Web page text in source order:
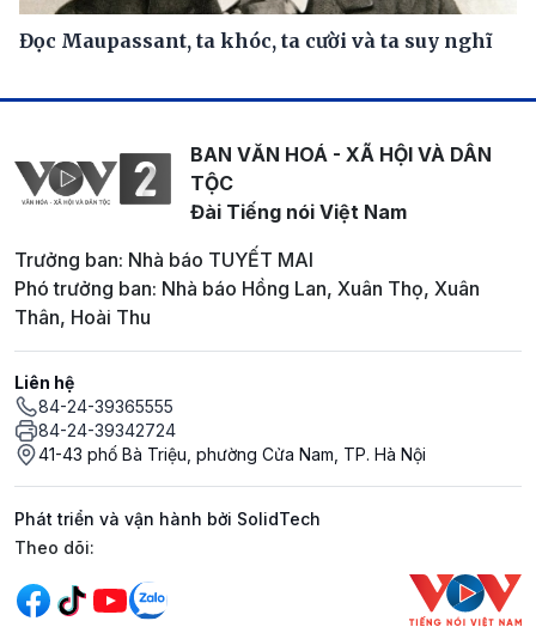
Đọc Maupassant, ta khóc, ta cười và ta suy nghĩ
BAN VĂN HOÁ - XÃ HỘI VÀ DÂN
TỘC
Đài Tiếng nói Việt Nam
Trưởng ban: Nhà báo TUYẾT MAI
Phó trưởng ban: Nhà báo Hồng Lan, Xuân Thọ, Xuân
Thân, Hoài Thu
Liên hệ
84-24-39365555
84-24-39342724
41-43 phố Bà Triệu, phường Cửa Nam, TP. Hà Nội
Phát triển và vận hành bởi SolidTech
Mạng xã hội
Theo dõi: